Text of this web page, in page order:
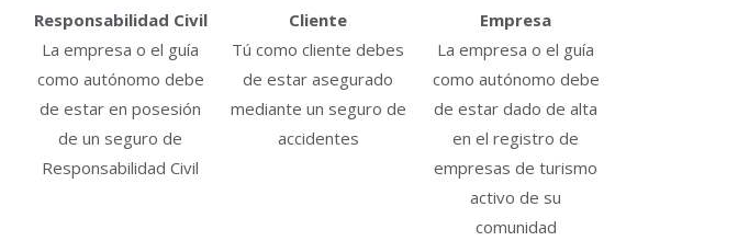
Responsabilidad Civil
La empresa o el guía
como autónomo debe
de estar en posesión
de un seguro de
Responsabilidad Civil
Cliente
Tú como cliente debes
de estar asegurado
mediante un seguro de
accidentes
Empresa
La empresa o el guía
como autónomo debe
de estar dado de alta
en el registro de
empresas de turismo
activo de su
comunidad